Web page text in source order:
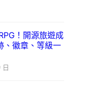
！開源旅遊成
、徽章、等級一
日